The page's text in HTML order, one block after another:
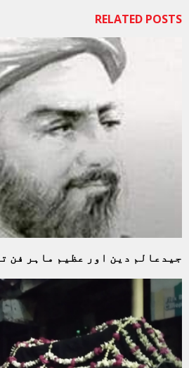
RELATED POSTS
جیدعالم دین اور عظیم ماہر فن